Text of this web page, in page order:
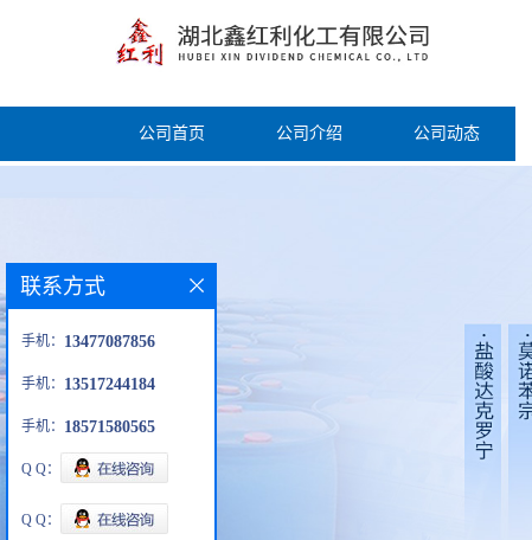
公司首页 公司介绍 公司动态
联系方式
手机： 13477087856
手机： 13517244184
手机： 18571580565
Q Q：
Q Q：